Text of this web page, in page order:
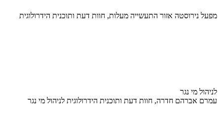
מפעל נירוסטה אזור התעשייה מעלות, חוות דעת ותוכנית הידרולוגית
לניהול מי נגר
עמרם אברהם חדרה, חוות דעת ותוכנית הידרולוגית לניהול מי נגר